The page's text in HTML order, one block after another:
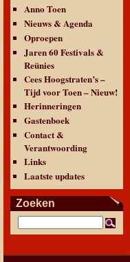
Anno Toen
Nieuws & Agenda
Oproepen
Jaren 60 Festivals &
Reünies
Cees Hoogstraten’s –
Tijd voor Toen – Nieuw!
Herinneringen
Gastenboek
Contact &
Verantwoording
Links
Laatste updates
Zoeken